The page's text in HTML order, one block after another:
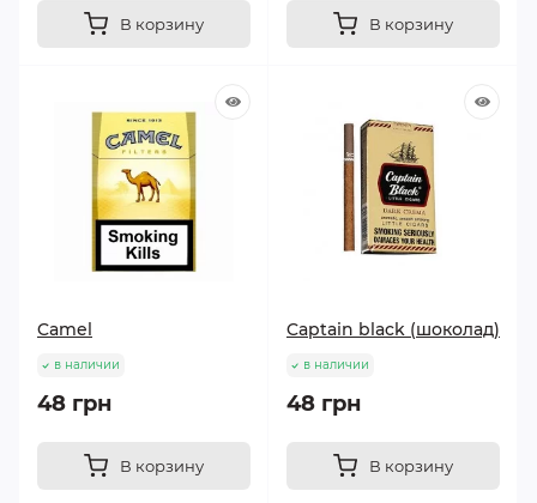
В корзину В корзину
Camel
в наличии
48 грн
В корзину
Captain black (шоколад)
в наличии
48 грн
В корзину